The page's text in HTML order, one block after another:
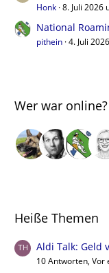
Honk 8. Juli 2026
National
pithein 4. Juli
Wer war online?
Heiße Themen
Aldi Talk: Geld
10 Antworten, Vor